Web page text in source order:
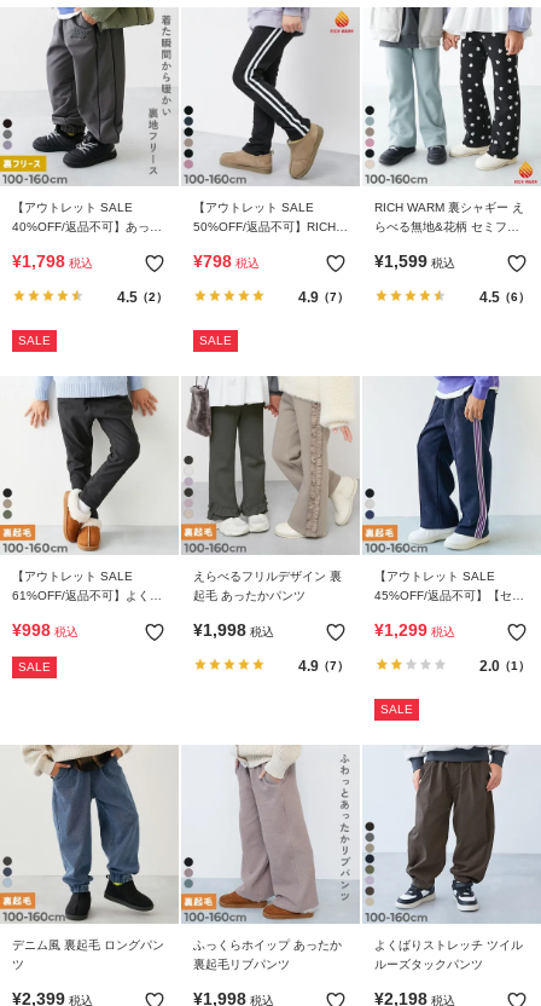
ご
質
問
FOLLOW
【アウトレット SALE
40%OFF/返品不可】あった
インパンツ
¥1,798 税込
4.5（2）
SALE
【アウトレット SALE
50%OFF/返品不可】RICH
ンツ
¥798 税込
4.9（7）
SALE
RICH WARM 裏シャギー え
らべる無地&花柄 セミフレ
¥1,599 税込
4.5（6）
【アウトレット SALE
61%OFF/返品不可】よくば
パンツ
¥998 税込
SALE
えらべるフリルデザイン 裏
起毛 あったかパンツ
¥1,998 税込
4.9（7）
【アウトレット SALE
45%OFF/返品不可】【セッ
調 ストレッチ裏起毛 ライン
¥1,299 税込
2.0（1）
SALE
デニム風 裏起毛 ロングパン
ツ
¥2,399 税込
ふっくらホイップ あったか
裏起毛リブパンツ
¥1,998 税込
よくばりストレッチ ツイル
ルーズタックパンツ
¥2,198 税込